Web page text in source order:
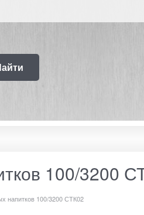
100/3200
напитков 100/3200 СТК02